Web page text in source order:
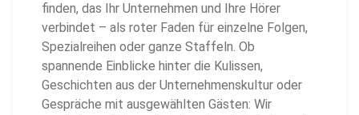
finden, das Ihr Unternehmen und Ihre Hörer
verbindet – als roter Faden für einzelne Folgen,
Spezialreihen oder ganze Staffeln. Ob
spannende Einblicke hinter die Kulissen,
Geschichten aus der Unternehmenskultur oder
Gespräche mit ausgewählten Gästen: Wir